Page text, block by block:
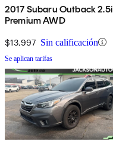
2017 Subaru Outback 2.5i
Premium AWD
$13,997 Sin calificación
Se aplican tarifas